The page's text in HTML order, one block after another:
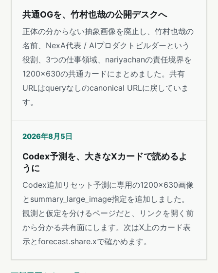
共通OGを、竹村也哉の公開デスクへ
正体の分からない抽象画像を廃止し、竹村也哉の
名前、NexA代表 / AIプロダクトビルダーという
役割、3つの仕事領域、nariyachanの責任境界を
1200×630の共通カードにまとめました。共有
URLはqueryなしのcanonical URLに戻していま
す。
2026年8月5日
Codex予測を、大きなXカードで読めるよ
うに
Codex追加リセット予測に専用の1200×630画像
とsummary_large_image指定を追加しました。
観測と仮定を分けるページだと、リンクを開く前
から分かる共有面にします。次はX上のカード表
示とforecast.share.xで確かめます。